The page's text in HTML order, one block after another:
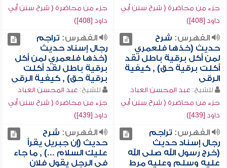
جزء من محاضرة ( شرح سنن أبي
داود [408])
جزء من محاضرة ( شرح سنن أبي
داود [408])
الفهرس: شرح
حديث (خذها فلعمري
لمن أكل برقية باطل لقد
أكلت برقية حق) , كيفية
الرقى
للشيخ: عبد المحسن العباد
جزء من محاضرة ( شرح سنن أبي
داود [439])
الفهرس: تراجم
رجال إسناد حديث
(خذها فلعمري لمن أكل
برقية باطل لقد أكلت
برقية حق) , كيفية الرقى
للشيخ: عبد المحسن العباد
جزء من محاضرة ( شرح سنن أبي
داود [439])
الفهرس: تراجم
رجال إسناد حديث
(خرج رسول الله صلى الله
عليه وسلم وعليه مرط
الفهرس: شرح
حديث (إن جبريل يقرأ
عليك السلام ...) , ما جاء
في الرجل يقول فلان